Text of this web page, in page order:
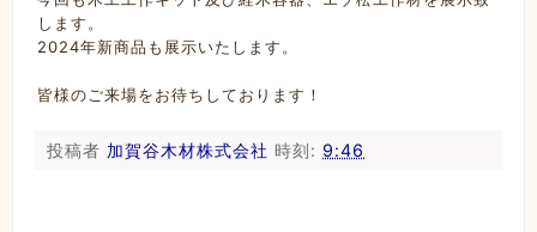
します。
2024年新商品も展示いたします。
皆様のご来場をお待ちしております！
投稿者 加賀谷木材株式会社 時刻: 9:46